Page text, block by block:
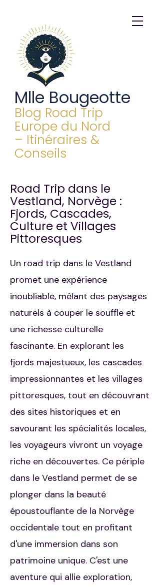
Mlle Bougeotte
Blog Road Trip
Europe du Nord
– Itinéraires &
Conseils
Road Trip dans le
Vestland, Norvège :
Fjords, Cascades,
Culture et Villages
Pittoresques
Un road trip dans le Vestland
promet une expérience
inoubliable, mêlant des paysages
naturels à couper le souffle et
une richesse culturelle
fascinante. En explorant les
fjords majestueux, les cascades
impressionnantes et les villages
pittoresques, tout en découvrant
des sites historiques et en
savourant les spécialités locales,
les voyageurs vivront un voyage
riche en découvertes. Ce périple
dans le Vestland permet de se
plonger dans la beauté
époustouflante de la Norvège
occidentale tout en profitant
d'une immersion dans son
patrimoine unique. C'est une
aventure qui allie exploration,